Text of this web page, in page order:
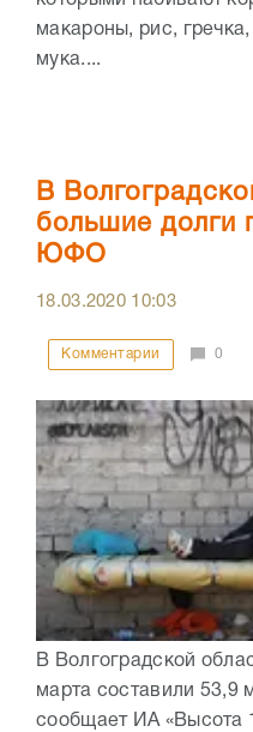
макароны, рис,
мука....
В
большие долги
ЮФО
18.03.2020 10:03
Комментарии 0
В Волгоградской
марта составили 53,9
сообщает ИА «Высота